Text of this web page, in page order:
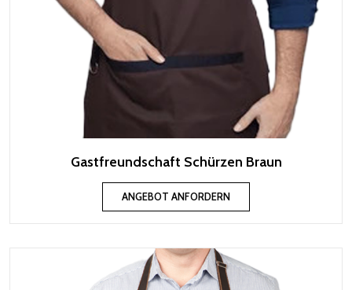
Gastfreundschaft Schürzen Braun
ANGEBOT ANFORDERN